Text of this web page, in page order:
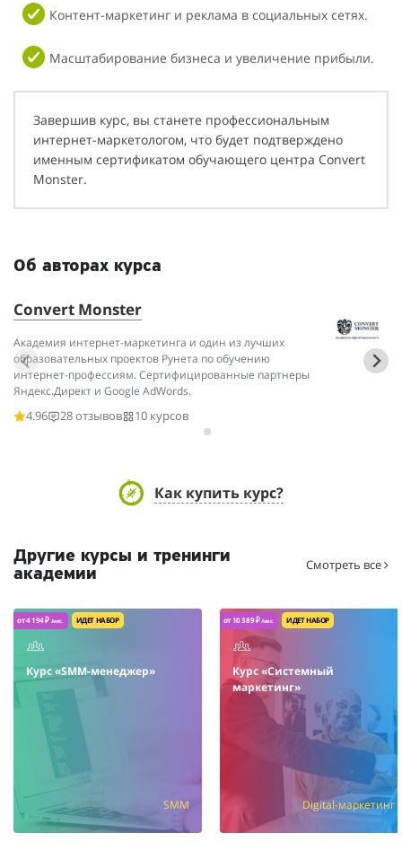
Контент-маркетинг и реклама в социальных сетях.
Масштабирование бизнеса и увеличение прибыли.
Завершив курс, вы станете профессиональным
интернет-маркетологом, что будет подтверждено
именным сертификатом обучающего центра Convert
Monster.
Об авторах курса
Convert Monster
Академия интернет-маркетинга и один из лучших
образовательных проектов Рунета по обучению
интернет-профессиям. Сертифицированные партнеры
Яндекс.Директ и Google AdWords.
4.96
28 отзывов 10 курсов
Как купить курс?
Другие курсы и тренинги
академии
Смотреть все
от 4 194 ₽ /мес. ИДЕТ НАБОР
Курс «SMM-менеджер»
SMM
от 10 389 ₽/мес. ИДЕТ НАБОР
Курс «Системный
маркетинг»
Digital-маркетинг